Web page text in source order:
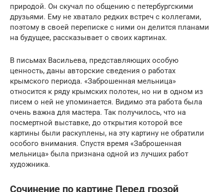
природой. Он скучал по общению с петербургскими
друзьями. Ему не хватало редких встреч с коллегами,
поэтому в своей переписке с ними он делится планами
на будущее, рассказывает о своих картинах.
В письмах Васильева, представляющих особую
ценность, даны авторские сведения о работах
крымского периода. «Заброшенная мельница»
относится к ряду крымских полотен, но ни в одном из
писем о ней не упоминается. Видимо эта работа была
очень важна для мастера. Так получилось, что на
посмертной выставке, до открытия которой все
картины были раскуплены, на эту картину не обратили
особого внимания. Спустя время «Заброшенная
мельница» была признана одной из лучших работ
художника.
Сочинение по картине Перед грозой